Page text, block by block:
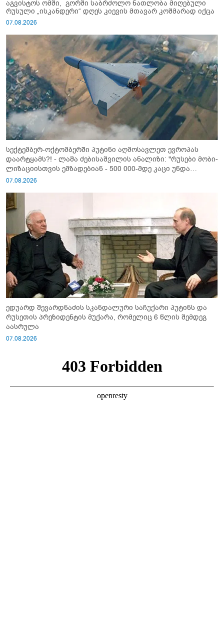
აგვისტოს ომში, გორში საბრძოლო ნათლობა მიღებული
რუსული „ისკანდერი“ დღეს კიევის მთავარ კოშმარად იქცა
07.08.2026
სექტემბერ-ოქტომბერში პუტინი აღმოსავლეთ ევროპას
დაარტყამს?! - ლაშა ძებისაშვილის ანალიზი: "რუსები მობი­
ლიზაციისთვის ემზადებიან - 500 000-მდე კაცი უნდა
გაიწვიონ ომში"
07.08.2026
ედუარდ შევარდნაძის სკანდალური საჩუქარი პუტინს და
რუსეთის პრეზიდენტის მუქარა, რომელიც 6 წლის შემდეგ
აასრულა
07.08.2026